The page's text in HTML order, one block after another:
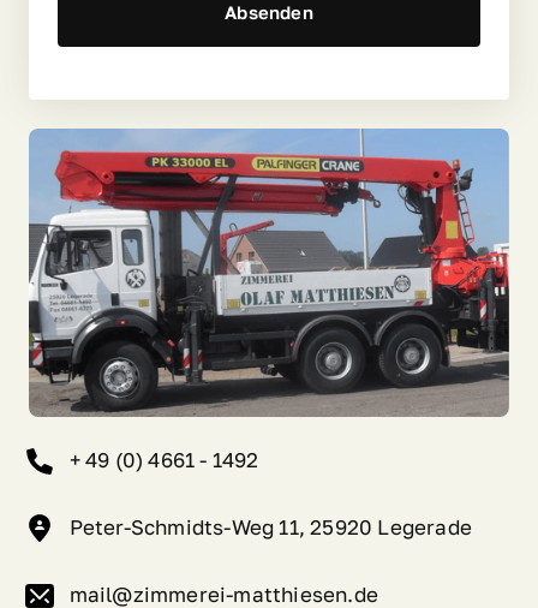
Absenden
+ 49 (0) 4661 - 1492
Peter-Schmidts-Weg 11, 25920 Legerade
mail@zimmerei-matthiesen.de